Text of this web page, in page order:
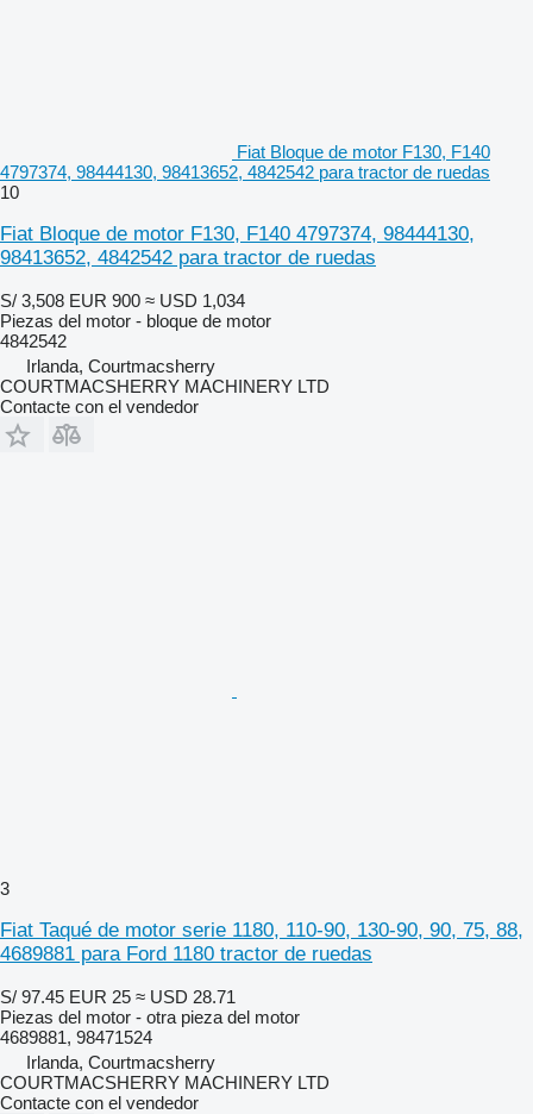
Fiat Bloque de motor F130, F140
4797374, 98444130, 98413652, 4842542 para tractor de ruedas
10
Fiat Bloque de motor F130, F140 4797374, 98444130,
98413652, 4842542 para tractor de ruedas
S/ 3,508 EUR 900 ≈ USD 1,034
Piezas del motor - bloque de motor
4842542
Irlanda, Courtmacsherry
COURTMACSHERRY MACHINERY LTD
Contacte con el vendedor
3
Fiat Taqué de motor serie 1180, 110-90, 130-90, 90, 75, 88,
4689881 para Ford 1180 tractor de ruedas
S/ 97.45 EUR 25 ≈ USD 28.71
Piezas del motor - otra pieza del motor
4689881, 98471524
Irlanda, Courtmacsherry
COURTMACSHERRY MACHINERY LTD
Contacte con el vendedor